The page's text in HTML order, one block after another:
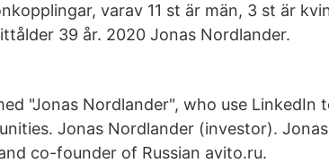
varav 11 st är män, 3 st är
39 år. 2020 Jonas Nordlander.
"Jonas Nordlander", who use LinkedIn
Jonas Nordlander (investor).
co-founder of Russian avito.ru.